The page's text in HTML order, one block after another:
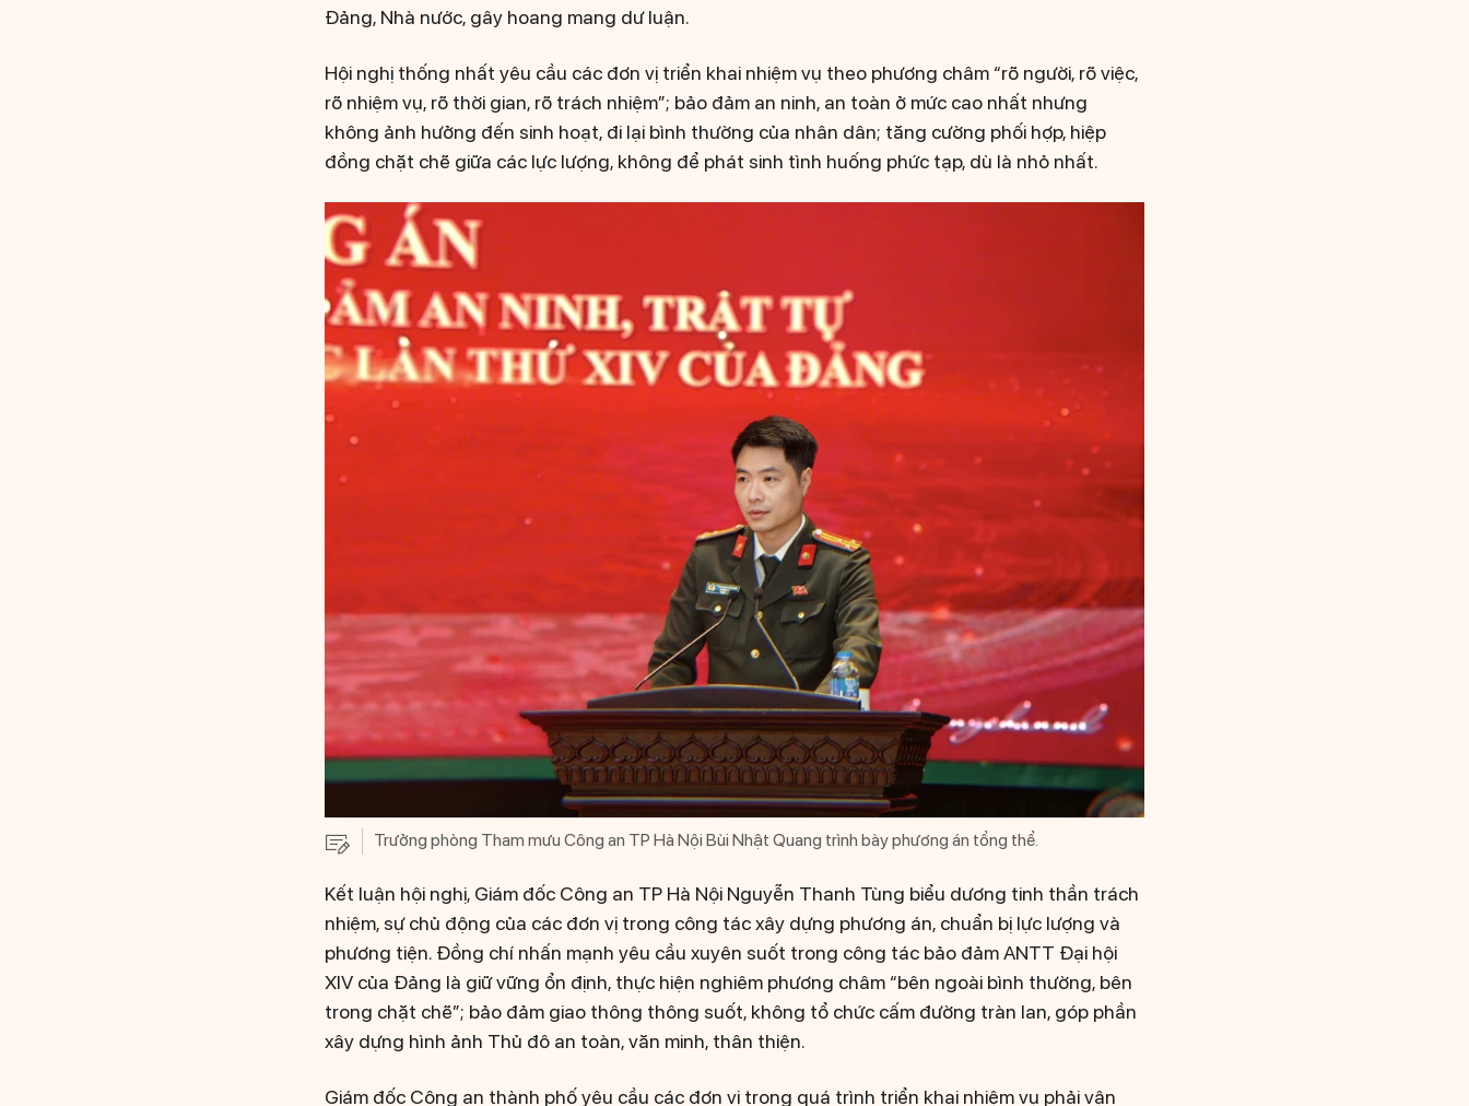
Đảng, Nhà nước, gây hoang mang dư luận.
Hội nghị thống nhất yêu cầu các đơn vị triển khai nhiệm vụ theo phương châm “rõ người, rõ việc,
rõ nhiệm vụ, rõ thời gian, rõ trách nhiệm”; bảo đảm an ninh, an toàn ở mức cao nhất nhưng
không ảnh hưởng đến sinh hoạt, đi lại bình thường của nhân dân; tăng cường phối hợp, hiệp
đồng chặt chẽ giữa các lực lượng, không để phát sinh tình huống phức tạp, dù là nhỏ nhất.
Trưởng phòng Tham mưu Công an TP Hà Nội Bùi Nhật Quang trình bày phương án tổng thể.
Kết luận hội nghị, Giám đốc Công an TP Hà Nội Nguyễn Thanh Tùng biểu dương tinh thần trách
nhiệm, sự chủ động của các đơn vị trong công tác xây dựng phương án, chuẩn bị lực lượng và
phương tiện. Đồng chí nhấn mạnh yêu cầu xuyên suốt trong công tác bảo đảm ANTT Đại hội
XIV của Đảng là giữ vững ổn định, thực hiện nghiêm phương châm “bên ngoài bình thường, bên
trong chặt chẽ”; bảo đảm giao thông thông suốt, không tổ chức cấm đường tràn lan, góp phần
xây dựng hình ảnh Thủ đô an toàn, văn minh, thân thiện.
Giám đốc Công an thành phố yêu cầu các đơn vị trong quá trình triển khai nhiệm vụ phải vận